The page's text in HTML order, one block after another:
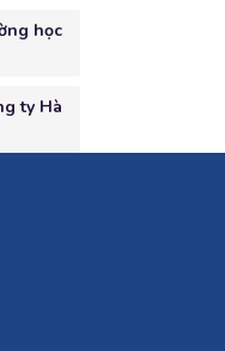
học
ty Hà